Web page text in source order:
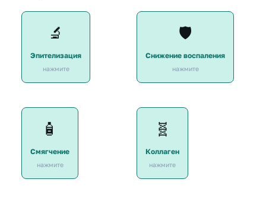
🔬
Эпителизация
нажмите
образования эпителия —
заживают.
🛡️
Снижение воспаления
нажмите
кортикостероидов,
риск аллергии.
🧴
Смягчение
нажмите
Защищает и смягчает
роговой слой, придаёт
🧬
Коллаген
нажмите
Влияет на обменные
процессы и стимулирует
продуцирование
коллагена.